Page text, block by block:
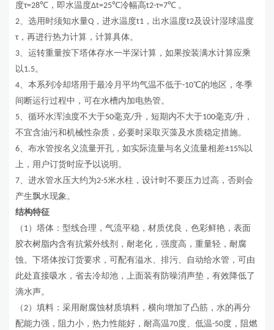
度τ=28℃ ，即水温度Δt=25℃冷幅高t2-τ=7℃ 。
2、选用时须知水量Q ，进水温度t1 ，出水温度t2及设计湿球温度
τ， 再进行热力计算 ，计算具体。
3、运转重量按下塔体存水一半深计算，如果按装满水计算应乘
以1.5。
4、本系列冷却塔用于最冷月平均气温不低于-10℃的地区，冬季
间断运行过程中，可在水槽内加电热管。
5、循环水浑浊度不大于50毫克/升，短期内不大于100毫克/升，
不宜含油污和机械性杂质，必要时采取灭藻及水质稳定措施。
6、布水管按名义流量开孔，如实际流量与名义流量相差±15%以
上，用户订货时应予以说明。
7、进水管水压大约为2-5米水柱，设计时不要压力过高，否则会
产生飘水现象。
结构特征
（ 1）塔体：型线合理，气流平稳，材质优良，色彩鲜艳，表面
胶衣树脂内含有抗紫外线剂，耐老化，强度高，重量轻，耐腐
蚀。下塔体按订货要求，可配有溢水、排污、自动给水管，可由
此处直接吸水，省去冷却池，上面装有防噪消声垫，有效降低了
滴水声。
（2）填料：采用 耐腐蚀材质填料 ，横向增加了凸筋，水的再分
配能力强，阻力小，热力性能好，耐高温70度、低温-50度，阻燃